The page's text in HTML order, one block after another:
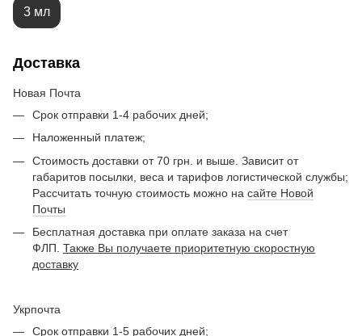
3 мл
Доставка
Новая Почта
Срок отправки 1-4 рабочих дней;
Наложенный платеж;
Стоимость доставки от 70 грн. и выше. Зависит от
габаритов посылки, веса и тарифов логистической службы;
Рассчитать точную стоимость можно на сайте Новой
Почты
Бесплатная доставка при оплате заказа на счет
ФЛП. Также Вы получаете приоритетную скоростную
доставку
Укрпочта
Срок отправки 1-5 рабочих дней;